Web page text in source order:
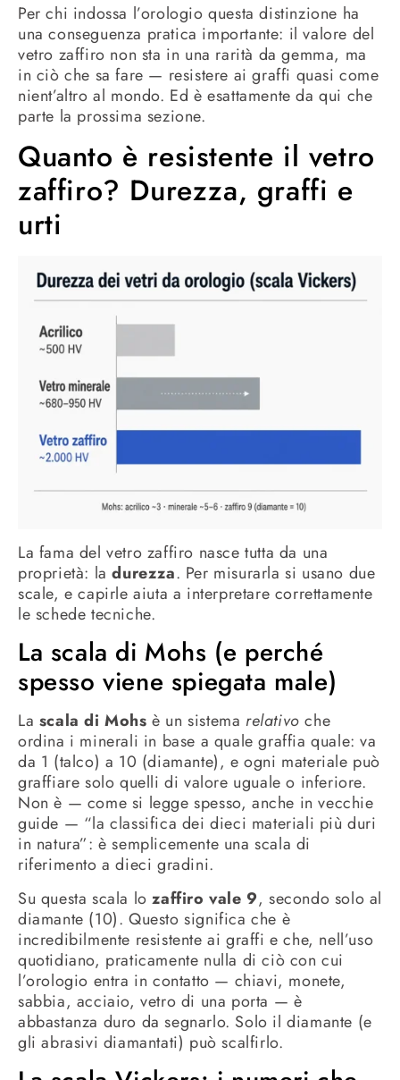
Per chi indossa l’orologio questa distinzione ha
una conseguenza pratica importante: il valore del
vetro zaffiro non sta in una rarità da gemma, ma
in ciò che sa fare — resistere ai graffi quasi come
nient’altro al mondo. Ed è esattamente da qui che
parte la prossima sezione.
Quanto è resistente il vetro
zaffiro? Durezza, graffi e
urti
La fama del vetro zaffiro nasce tutta da una
proprietà: ladurezza. Per misurarla si usano due
scale, e capirle aiuta a interpretare correttamente
le schede tecniche.
La scala di Mohs (e perché
spesso viene spiegata male)
La scala di Mohs è un sistema relativo che
ordina i minerali in base a quale graffia quale: va
da 1 (talco) a 10 (diamante), e ogni materiale può
graffiare solo quelli di valore uguale o inferiore.
Non è — come si legge spesso, anche in vecchie
guide — “la classifica dei dieci materiali più duri
in natura”: è semplicemente una scala di
riferimento a dieci gradini.
Su questa scala lozaffiro vale 9, secondo solo al
diamante (10). Questo significa che è
incredibilmente resistente ai graffi e che, nell’uso
quotidiano, praticamente nulla di ciò con cui
l’orologio entra in contatto — chiavi, monete,
sabbia, acciaio, vetro di una porta — è
abbastanza duro da segnarlo. Solo il diamante (e
gli abrasivi diamantati) può scalfirlo.